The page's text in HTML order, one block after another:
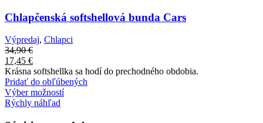
Chlapčenská softshellová bunda Cars
Výpredaj, Chlapci
34,90€
17,45 €
Krásna softshellka sa hodí do prechodného obdobia.
Pridať do obľúbených
Výber možností
Rýchly náhľad